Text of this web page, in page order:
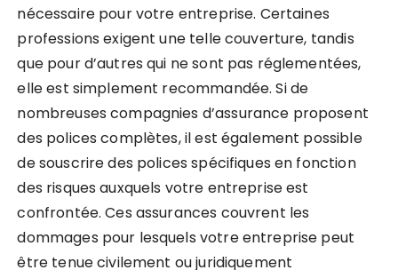
nécessaire pour votre entreprise. Certaines
professions exigent une telle couverture, tandis
que pour d’autres qui ne sont pas réglementées,
elle est simplement recommandée. Si de
nombreuses compagnies d’assurance proposent
des polices complètes, il est également possible
de souscrire des polices spécifiques en fonction
des risques auxquels votre entreprise est
confrontée. Ces assurances couvrent les
dommages pour lesquels votre entreprise peut
être tenue civilement ou juridiquement